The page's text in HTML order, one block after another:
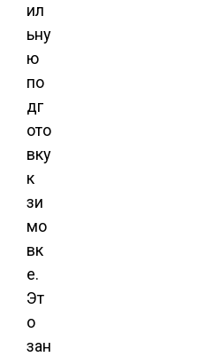
ил
ьну
ю
по
дг
ото
вку
к
зи
мо
вк
е.
Эт
о
зан